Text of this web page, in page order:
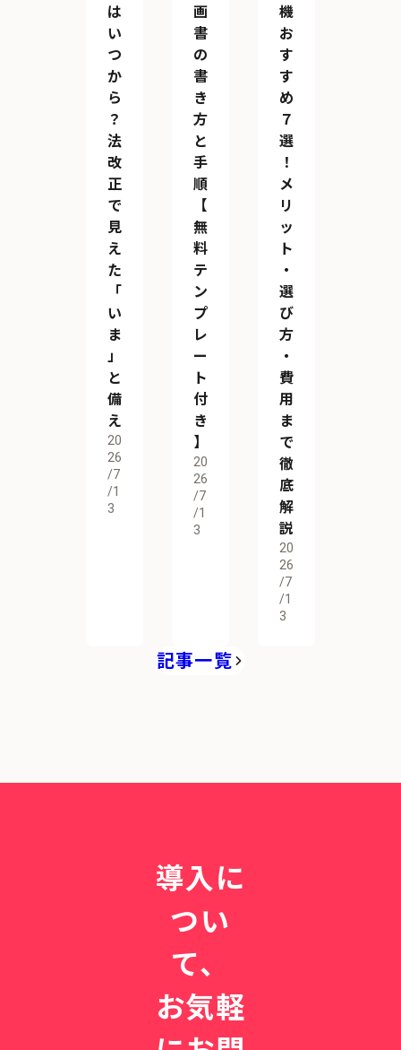
は
い
つ
か
ら
？
法
改
正
で
見
え
た
「
い
ま
」
と
備
え
20
26
/7
/1
3
画
書
の
書
き
方
と
手
順
【
無
料
テ
ン
プ
レ
ー
ト
付
き
】
20
26
/7
/1
3
機
お
す
す
め
７
選
！
メ
リ
ッ
ト
・
選
び
方
・
費
用
ま
で
徹
底
解
説
20
26
/7
/1
3
記事一覧
導入に
つい
て、
お気軽